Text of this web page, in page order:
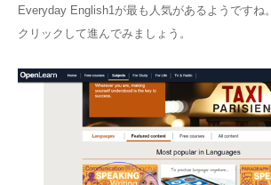
Everyday English1が最も人気があるようですね。
クリックして進んでみましょう。